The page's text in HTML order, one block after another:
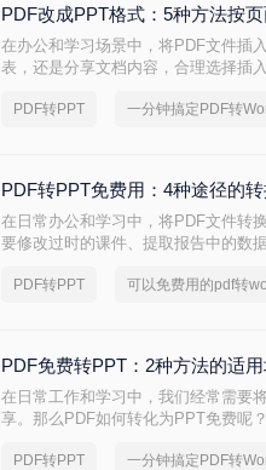
PDF改成PPT格式：5种方法按页
在办公和学习场景中，将PDF文件插
表，还是分享文档内容，合理选择插
PDF转PPT
PDF转PPT免费用：4种途径的
在日常办公和学习中，将PDF文件转
要修改过时的课件、提取报告中的数
PDF转PPT 可以免费用的pdf转
PDF免费转PPT：2种方法的适
在日常工作和学习中，我们经常需要
享。那么PDF如何转化为PPT免费呢
PDF转PPT